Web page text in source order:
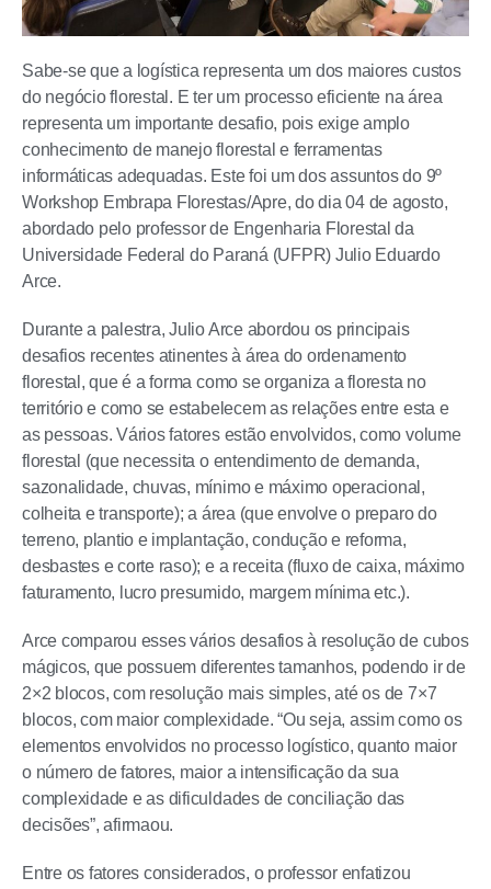
Sabe-se que a logística representa um dos maiores custos
do negócio florestal. E ter um processo eficiente na área
representa um importante desafio, pois exige amplo
conhecimento de manejo florestal e ferramentas
informáticas adequadas. Este foi um dos assuntos do 9º
Workshop Embrapa Florestas/Apre, do dia 04 de agosto,
abordado pelo professor de Engenharia Florestal da
Universidade Federal do Paraná (UFPR) Julio Eduardo
Arce.
Durante a palestra, Julio Arce abordou os principais
desafios recentes atinentes à área do ordenamento
florestal, que é a forma como se organiza a floresta no
território e como se estabelecem as relações entre esta e
as pessoas. Vários fatores estão envolvidos, como volume
florestal (que necessita o entendimento de demanda,
sazonalidade, chuvas, mínimo e máximo operacional,
colheita e transporte); a área (que envolve o preparo do
terreno, plantio e implantação, condução e reforma,
desbastes e corte raso); e a receita (fluxo de caixa, máximo
faturamento, lucro presumido, margem mínima etc.).
Arce comparou esses vários desafios à resolução de cubos
mágicos, que possuem diferentes tamanhos, podendo ir de
2×2 blocos, com resolução mais simples, até os de 7×7
blocos, com maior complexidade. “Ou seja, assim como os
elementos envolvidos no processo logístico, quanto maior
o número de fatores, maior a intensificação da sua
complexidade e as dificuldades de conciliação das
decisões”, afirmaou.
Entre os fatores considerados, o professor enfatizou